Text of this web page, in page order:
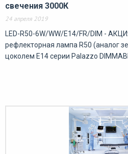
свечения 3000К
24 апреля 2019
LED-R50-6W/WW/E14/FR/DIM -
рефлекторная лампа R50 (аналог
цоколем E14 серии Palazzo